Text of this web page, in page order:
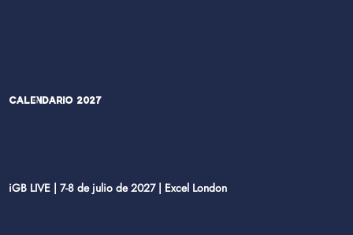
Calendario 2027
iGB LIVE | 7-8 de julio de 2027 | Excel London